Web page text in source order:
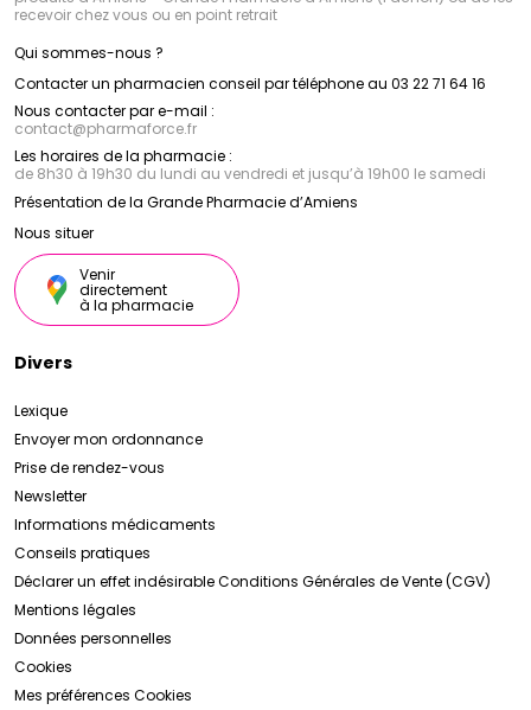
recevoir chez vous ou en point retrait
Qui sommes-nous ?
Contacter un pharmacien conseil par téléphone au 03 22 71 64 16
Nous contacter par e-mail :
contact@pharmaforce.fr
Les horaires de la pharmacie :
de 8h30 à 19h30 du lundi au vendredi et jusqu’à 19h00 le samedi
Présentation de la Grande Pharmacie d’Amiens
Nous situer
Venir
directement
à la pharmacie
Divers
Lexique
Envoyer mon ordonnance
Prise de rendez-vous
Newsletter
Informations médicaments
Conseils pratiques
Déclarer un effet indésirableConditions Générales de Vente (CGV)
Mentions légales
Données personnelles
Cookies
Mes préférences Cookies